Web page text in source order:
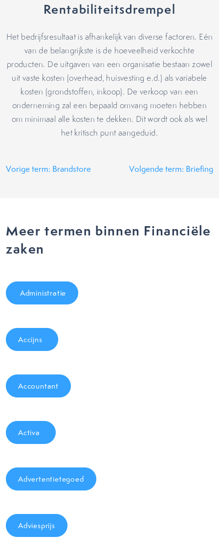
Rentabiliteitsdrempel
Het bedrijfsresultaat is afhankelijk van diverse factoren. Eén
van de belangrijkste is de hoeveelheid verkochte
producten. De uitgaven van een organisatie bestaan zowel
uit vaste kosten (overhead, huisvesting e.d.) als variabele
kosten (grondstoffen, inkoop). De verkoop van een
onderneming zal een bepaald omvang moeten hebben
om minimaal alle kosten te dekken. Dit wordt ook als wel
het kritisch punt aangeduid.
Vorige term: Brandstore Volgende term: Briefing
Meer termen binnen Financiële
zaken
Administratie
Accijns
Accountant
Activa
Advertentietegoed
Adviesprijs